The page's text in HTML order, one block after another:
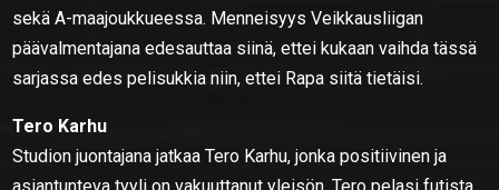
sekä A-maajoukkueessa. Menneisyys Veikkausliigan
päävalmentajana edesauttaa siinä, ettei kukaan vaihda tässä
sarjassa edes pelisukkia niin, ettei Rapa siitä tietäisi.
Tero Karhu
Studion juontajana jatkaa Tero Karhu, jonka positiivinen ja
asiantunteva tyyli on vakuuttanut yleisön. Tero pelasi futista